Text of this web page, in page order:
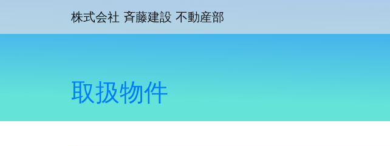
株式会社 斉藤建設 不動産部
取扱物件